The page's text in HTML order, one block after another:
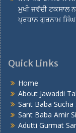
ਮੁਖੀ ਜਵੱਦੀ ਟਕਸਾਲ
ਪ੍ਰਧਾਨ ਗੁਰਨਾਮ
Quick Links
Home
About Jawaddi
Sant Baba Sucha
Sant Baba Amir
Adutti Gurmat